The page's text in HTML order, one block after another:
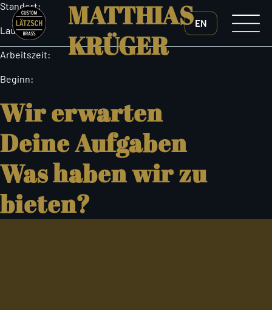
Skip
the
content
EN
MATTHIAS
KRÜGER
Standort:
Laufzeit:
Arbeitszeit:
Beginn:
Wir erwarten
Deine Aufgaben
Was haben wir zu
bieten?